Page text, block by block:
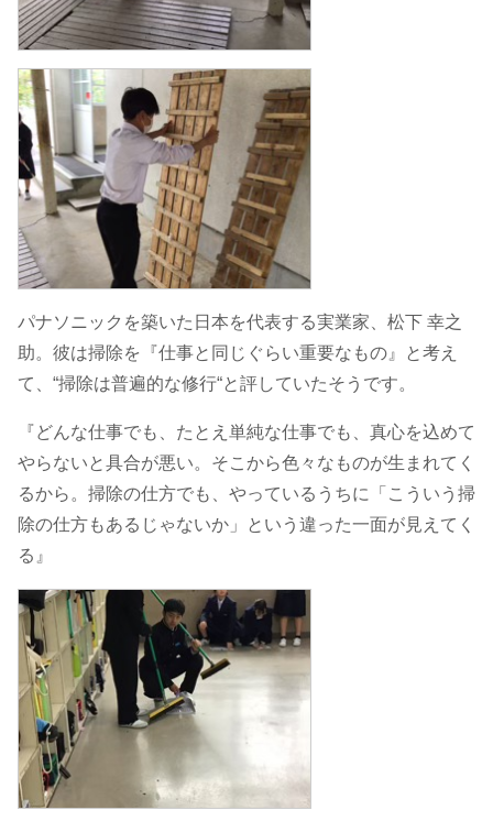
パナソニックを築いた日本を代表する実業家、松下 幸之
助。彼は掃除を『仕事と同じぐらい重要なもの』と考え
て、“掃除は普遍的な修行“と評していたそうです。
『どんな仕事でも、たとえ単純な仕事でも、真心を込めて
やらないと具合が悪い。そこから色々なものが生まれてく
るから。掃除の仕方でも、やっているうちに「こういう掃
除の仕方もあるじゃないか」という違った一面が見えてく
る』